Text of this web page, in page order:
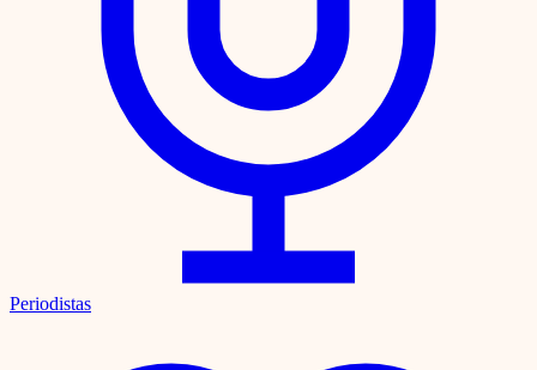
Periodistas